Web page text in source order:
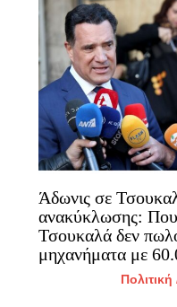
Άδωνις σε
ανακύκλωσης:
Τσουκαλά δεν
μηχανήματα με
Πολιτική